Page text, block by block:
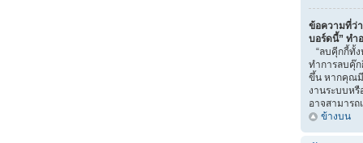
ข้อความที่ว่
บอร์ดนี้” ทำ
“ลบคุีกกี้ทั้ง
ทำการลบคุ๊
ขึ้น หากคุณมี
งานระบบหรื
อาจสามาร
ข้างบน